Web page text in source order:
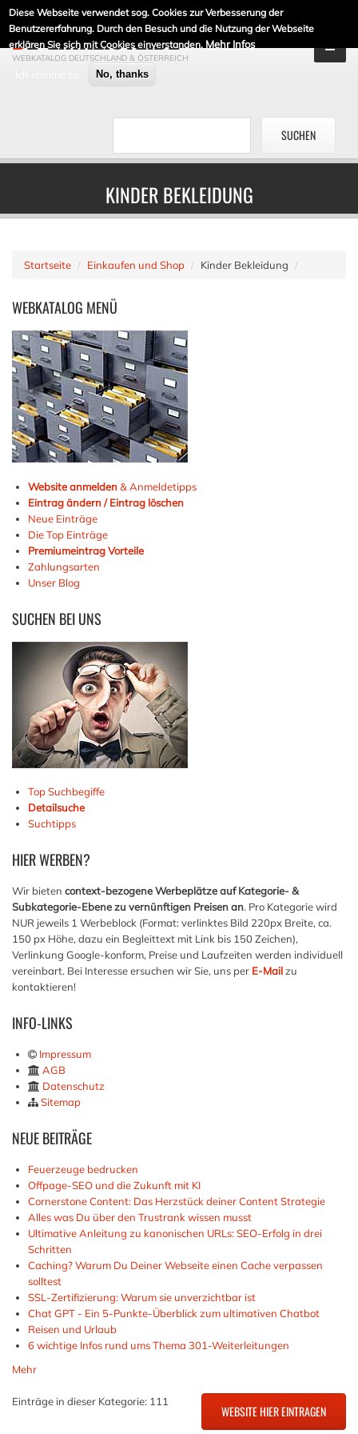
Diese Webseite verwendet sog. Cookies zur Verbesserung der
Benutzererfahrung. Durch den Besuch und die Nutzung der Webseite
erklären Sie sich mit Cookies einverstanden. Mehr Infos
No, thanks
DE-LINKLISTE.DE
WEBKATALOG DEUTSCHLAND & ÖSTERREICH
KINDER BEKLEIDUNG
Startseite Einkaufen und Shop Kinder Bekleidung
WEBKATALOG MENÜ
Website anmelden& Anmeldetipps
Eintrag ändern / Eintrag löschen
Neue Einträge
Die Top Einträge
Premiumeintrag Vorteile
Zahlungsarten
Unser Blog
SUCHEN BEI UNS
Top Suchbegiffe
Detailsuche
Suchtipps
HIERWERBEN?
Wir bieten context-bezogene Werbeplätze auf Kategorie- &
Subkategorie-Ebene zu vernünftigen Preisen an. Pro Kategorie wird
NUR jeweils 1 Werbeblock (Format: verlinktes Bild 220px Breite, ca.
150 px Höhe, dazu ein Begleittext mit Link bis 150 Zeichen),
Verlinkung Google-konform, Preise und Laufzeiten werden individuell
vereinbart. Bei Interesse ersuchen wir Sie, uns per E-Mailzu
kontaktieren!
INFO-LINKS
Impressum
AGB
Datenschutz
Sitemap
NEUEBEITRÄGE
Feuerzeuge bedrucken
Offpage-SEO und die Zukunft mit KI
Cornerstone Content: Das Herzstück deiner Content Strategie
Alles was Du über den Trustrank wissen musst
Ultimative Anleitung zu kanonischen URLs: SEO-Erfolg in drei
Schritten
Caching? Warum Du Deiner Webseite einen Cache verpassen
solltest
SSL-Zertifizierung: Warum sie unverzichtbar ist
Chat GPT - Ein 5-Punkte-Überblick zum ultimativen Chatbot
Reisen und Urlaub
6 wichtige Infos rund ums Thema 301-Weiterleitungen
Mehr
Einträge in dieser Kategorie: 111